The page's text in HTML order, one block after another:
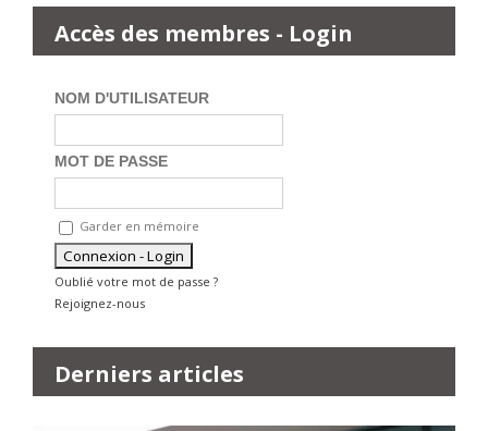
Accès des membres - Login
NOM D'UTILISATEUR
MOT DE PASSE
Garder en mémoire
Oublié votre mot de passe ?
Rejoignez-nous
Derniers articles